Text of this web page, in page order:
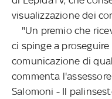
visualizzazione dei
"Un premio che
ci spinge a
comunicazione di
commenta
Salomoni - Il